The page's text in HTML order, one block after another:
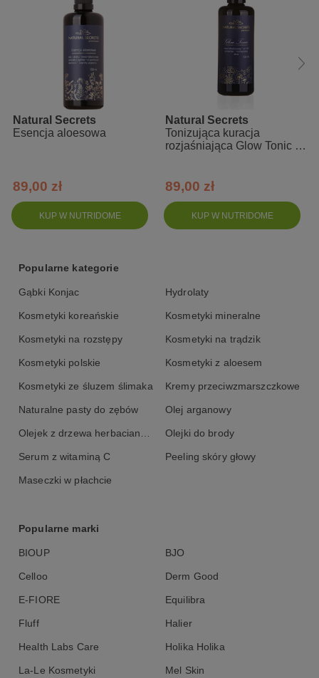
hipoalergiczna
uniwersalne zastosowanie: ciało, twarz i włosy
nietestowana na zwierzętach
odpowiednia dla wegan
bezpieczna w pielęgnacji skóry dzieci
w wygodnym słoiku z ciemnego szkła
certyfikat potwierdzający bezpieczeństwo wydany przez
toksykologa, zgodny z nowymi dyrektywami UE
Skład INCI
Aloe Vera Barbadensis Leaf Juice, Panthenol, Lactobacillus
Ferment, Cucumis Sativus (Cucumber) Fruit Extract, Sodium
Hyaluronate, Allantoin, Centella Asiatica Extract, Dehydroacetic
KUP W NUTRIDOME
Natural Secrets
Esencja aloesowa
89,00 zł
KUP W NUTRIDOME
Natural Secrets
Tonizująca kuracja
rozjaśniająca Glow Tonic -
89,00 zł
Popularne kategorie
Gąbki Konjac Hydrolaty
Kosmetyki koreańskie Kosmetyki mineralne
Kosmetyki na rozstępy Kosmetyki na trądzik
Kosmetyki polskie Kosmetyki z aloesem
Kosmetyki ze śluzem ślimaka Kremy przeciwzmarszczkowe
Naturalne pasty do zębów Olej arganowy
Olejek z drzewa herbacianego Olejki do brody
Serum z witaminą C Peeling skóry głowy
Maseczki w płachcie
Popularne marki
BIOUP BJO
Celloo Derm Good
E-FIORE Equilibra
Fluff Halier
Health Labs Care Holika Holika
La-Le Kosmetyki Mel Skin